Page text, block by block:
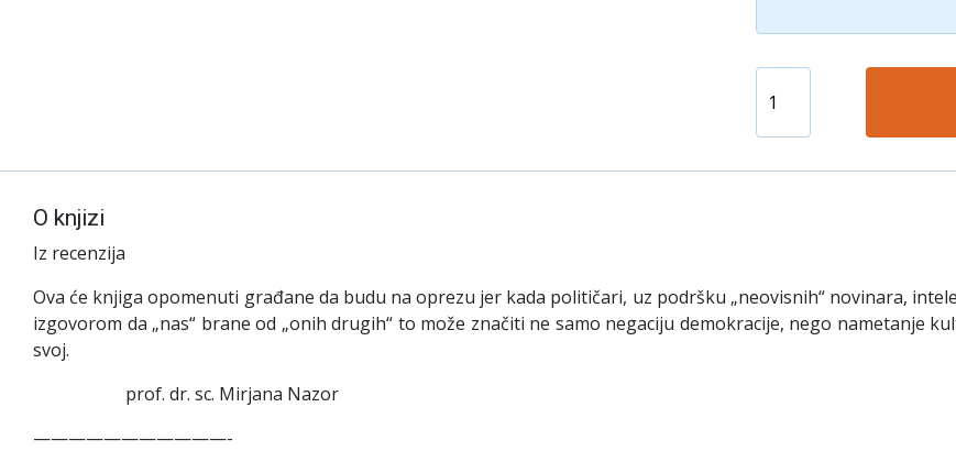
O knjizi
Iz recenzija
Ova će knjiga opomenuti građane da budu na oprezu jer kada političari, uz podršku „neovisnih“ novinara,
izgovorom da „nas“ brane od „onih drugih“ to može značiti ne samo negaciju demokracije, nego nametanje
svoj.
prof. dr. sc. Mirjana Nazor
———————————-